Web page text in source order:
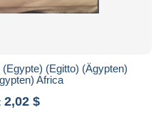
(Egitto) (Ägypten)
Africa
2,02 $